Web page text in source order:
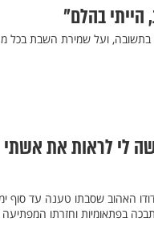
בהלם"
בתשובה, ועל שמירת השבת בכל
לי לראות את אשתי
האהוב שסבתו טענה עד סוף
בפתאומיות וחזרתו המפתיעה